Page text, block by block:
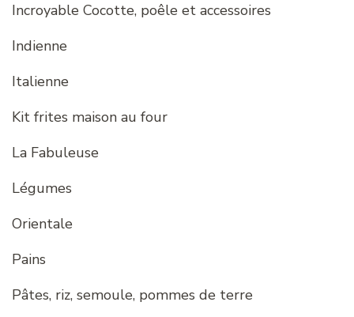
Incroyable Cocotte, poêle et accessoires
Indienne
Italienne
Kit frites maison au four
La Fabuleuse
Légumes
Orientale
Pains
Pâtes, riz, semoule, pommes de terre